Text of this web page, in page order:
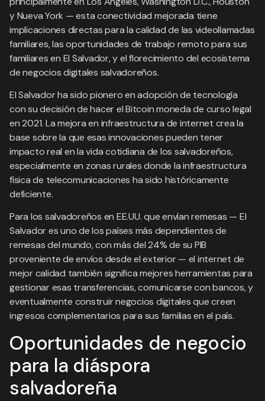
y Nueva York — esta conectividad mejorada tiene
implicaciones directas para la calidad de las videollamadas
familiares, las oportunidades de trabajo remoto para sus
familiares en El Salvador, y el florecimiento del ecosistema
de negocios digitales salvadoreños.
El Salvador ha sido pionero en adopción de tecnología
con su decisión de hacer el Bitcoin moneda de curso legal
en 2021. La mejora en infraestructura de internet crea la
base sobre la que esas innovaciones pueden tener
impacto real en la vida cotidiana de los salvadoreños,
especialmente en zonas rurales donde la infraestructura
física de telecomunicaciones ha sido históricamente
deficiente.
Para los salvadoreños en EE.UU. que envían remesas — El
Salvador es uno de los países más dependientes de
remesas del mundo, con más del 24% de su PIB
proveniente de envíos desde el exterior — el internet de
mejor calidad también significa mejores herramientas para
gestionar esas transferencias, comunicarse con bancos, y
eventualmente construir negocios digitales que creen
ingresos complementarios para sus familias en el país.
Oportunidades de negocio
para la diáspora
salvadoreña